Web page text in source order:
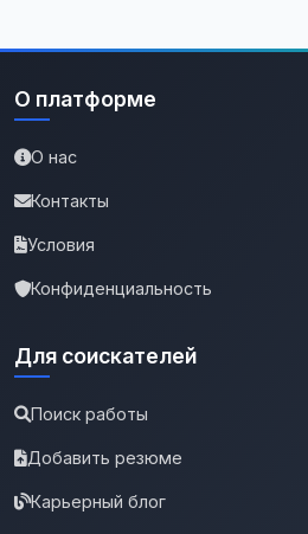
О платформе
О нас
Контакты
Условия
Конфиденциальность
Для соискателей
Поиск работы
Добавить резюме
Карьерный блог